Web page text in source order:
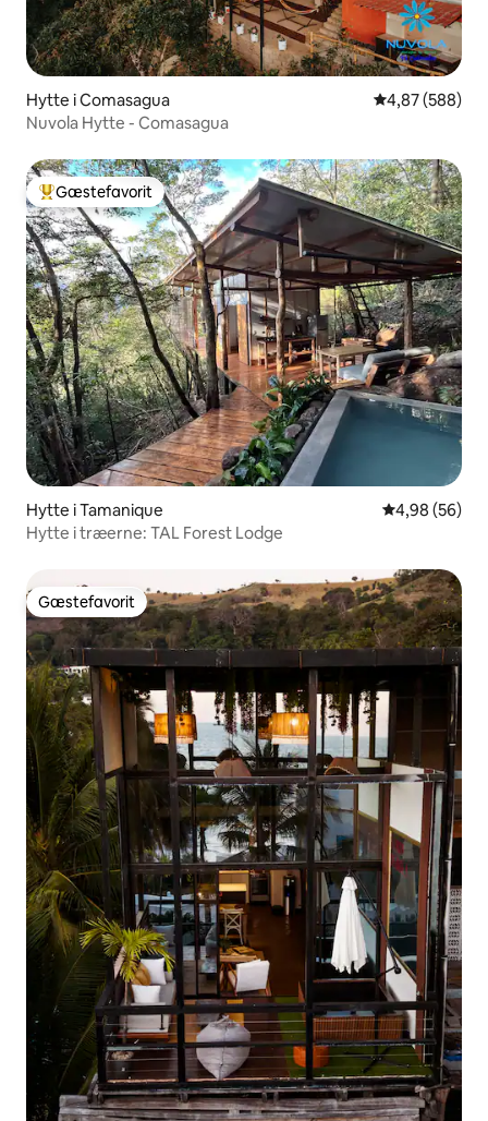
Hytte i Comasagua 4,87 ud af 5 i
4,87 (588)
Nuvola Hytte - Comasagua
Bedste gæstefavorit
Gæstefavorit
Hytte i Tamanique 4,98 ud af 5 i
4,98 (56)
Hytte i træerne: TAL Forest Lodge
Gæstefavorit
Gæstefavorit